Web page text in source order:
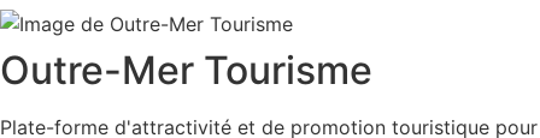
Outre-Mer Tourisme
Plate-forme d'attractivité et de promotion touristique pour